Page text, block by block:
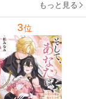
もっと見る
3位